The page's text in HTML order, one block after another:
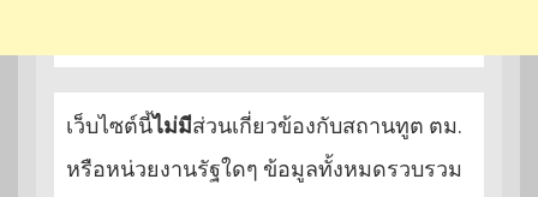
เว็บไซต์นี้ไม่มีส่วนเกี่ยวข้องกับสถานทูต ตม.
หรือหน่วยงานรัฐใดๆ ข้อมูลทั้งหมดรวบรวม